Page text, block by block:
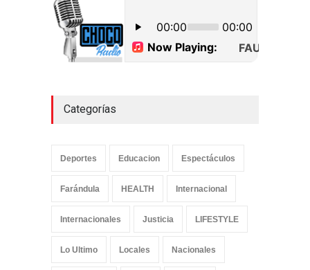
Categorías
Deportes Educacion Espectáculos
Farándula HEALTH Internacional
Internacionales Justicia LIFESTYLE
Lo Ultimo Locales Nacionales